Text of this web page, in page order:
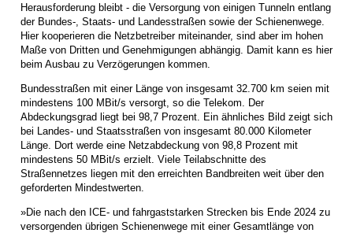
Herausforderung bleibt - die Versorgung von einigen Tunneln entlang
der Bundes-, Staats- und Landesstraßen sowie der Schienenwege.
Hier kooperieren die Netzbetreiber miteinander, sind aber im hohen
Maße von Dritten und Genehmigungen abhängig. Damit kann es hier
beim Ausbau zu Verzögerungen kommen.
Bundesstraßen mit einer Länge von insgesamt 32.700 km seien mit
mindestens 100 MBit/s versorgt, so die Telekom. Der
Abdeckungsgrad liegt bei 98,7 Prozent. Ein ähnliches Bild zeigt sich
bei Landes- und Staatsstraßen von insgesamt 80.000 Kilometer
Länge. Dort werde eine Netzabdeckung von 98,8 Prozent mit
mindestens 50 MBit/s erzielt. Viele Teilabschnitte des
Straßennetzes liegen mit den erreichten Bandbreiten weit über den
geforderten Mindestwerten.
»Die nach den ICE- und fahrgaststarken Strecken bis Ende 2024 zu
versorgenden übrigen Schienenwege mit einer Gesamtlänge von